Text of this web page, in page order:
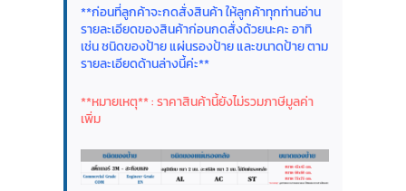
**ก่อนที่ลูกค้าจะกดสั่งสินค้า ให้ลูกค้าทุกท่านอ่าน
รายละเอียดของสินค้าก่อนกดสั่งด้วยนะคะ อาทิ
เช่น ชนิดของป้าย แผ่นรองป้าย และขนาดป้าย ตาม
รายละเอียดด้านล่างนี้ค่ะ**
**หมายเหตุ** : ราคาสินค้านี้ยังไม่รวมภาษีมูลค่า
เพิ่ม